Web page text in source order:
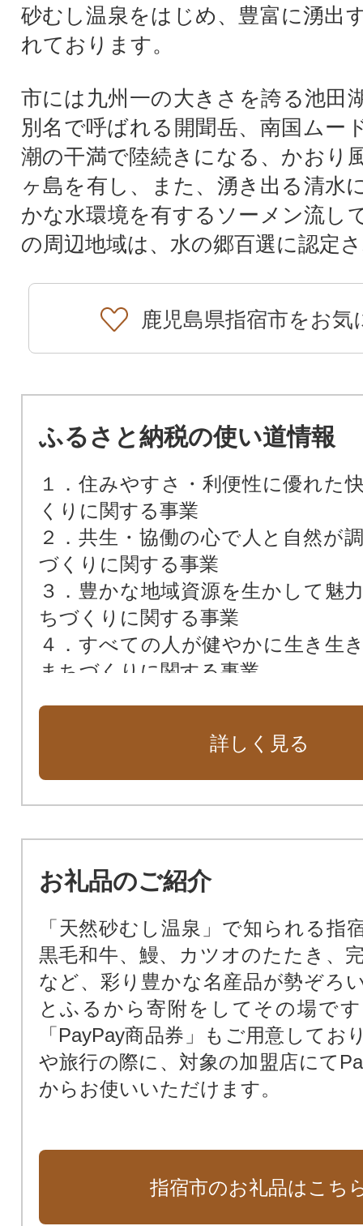
砂むし温泉をはじめ、豊富に湧出
れております。
市には九州一の大きさを誇る池田
別名で呼ばれる開聞岳、南国ムー
潮の干満で陸続きになる、かおり
ヶ島を有し、また、湧き出る清水
かな水環境を有するソーメン流し
の周辺地域は、水の郷百選に認定
鹿児島県指宿市をお気
ふるさと納税の使い道情報
１．住みやすさ・利便性に優れた
くりに関する事業
２．共生・協働の心で人と自然が
づくりに関する事業
３．豊かな地域資源を生かして魅
ちづくりに関する事業
４．すべての人が健やかに生き生
まちづくりに関する事業
６．持続可能な地域を目指し経営
まちづくりに関する事業
７．１～６の指定を市長に任せます
詳しく見る
お礼品のご紹介
「天然砂むし温泉」で知られる指
黒毛和牛、鰻、カツオのたたき、
など、彩り豊かな名産品が勢ぞろ
とふるから寄附をしてその場で
「PayPay商品券」もご用意してお
や旅行の際に、対象の加盟店にて
からお使いいただけます。
指宿市のお礼品はこち